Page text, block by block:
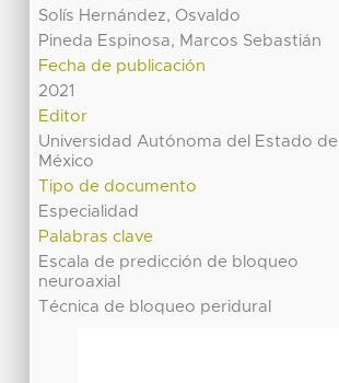
Solís Hernández, Osvaldo
Pineda Espinosa, Marcos Sebastián
Fecha de publicación
2021
Editor
Universidad Autónoma del Estado de
México
Tipo de documento
Especialidad
Palabras clave
Escala de predicción de bloqueo
neuroaxial
Técnica de bloqueo peridural